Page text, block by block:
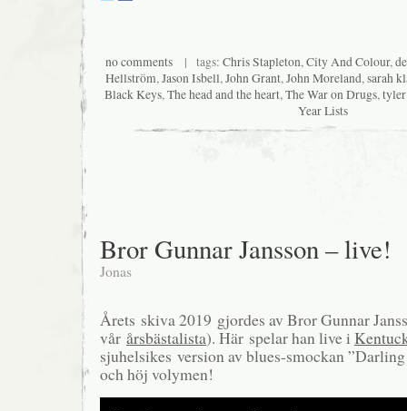
no comments| tags: Chris Stapleton,City And Colour,
Hellström,Jason Isbell,John Grant,John Moreland,sarah
Black Keys,The head and the heart,The War on Drugs,
Year Lists
Bror Gunnar Jansson – live!
Jonas
Årets skiva 2019 gjordes av Bror Gunnar
vår årsbästalista). Här spelar han live i
sjuhelsikes version av blues-smockan
och höj volymen!